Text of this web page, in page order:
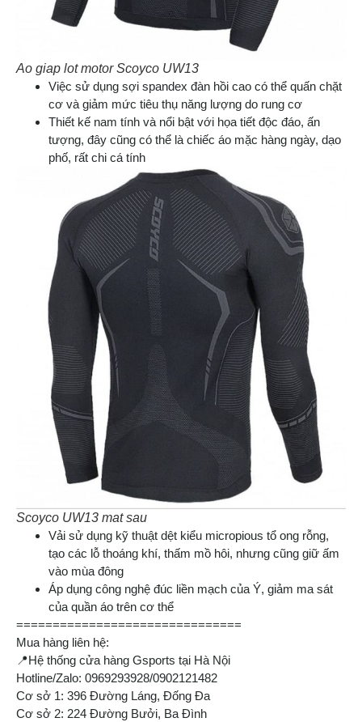
Ao giap lot motor Scoyco UW13
Việc sử dụng sợi spandex đàn hồi cao có thể quấn chặt
cơ và giảm mức tiêu thụ năng lượng do rung cơ
Thiết kế nam tính và nổi bật với họa tiết độc đáo, ấn
tượng, đây cũng có thể là chiếc áo mặc hàng ngày, dạo
phố, rất chi cá tính
Scoyco UW13 mat sau
Vải sử dụng kỹ thuật dệt kiểu micropious tổ ong rỗng,
tạo các lỗ thoáng khí, thấm mồ hôi, nhưng cũng giữ ấm
vào mùa đông
Áp dụng công nghệ đúc liền mạch của Ý, giảm ma sát
của quần áo trên cơ thể
===============================
Mua hàng liên hệ:
📍Hệ thống cửa hàng Gsports tại Hà Nội
Hotline/Zalo: 0969293928/0902121482
Cơ sở 1: 396 Đường Láng, Đống Đa
Cơ sở 2: 224 Đường Bưởi, Ba Đình